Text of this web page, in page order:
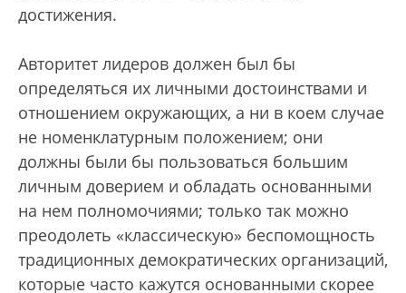
достижения.
Авторитет лидеров должен был бы
определяться их личными достоинствами и
отношением окружающих, а ни в коем случае
не номенклатурным положением; они
должны были бы пользоваться большим
личным доверием и обладать основанными
на нем полномочиями; только так можно
преодолеть «классическую» беспомощность
традиционных демократических организаций,
которые часто кажутся основанными скорее